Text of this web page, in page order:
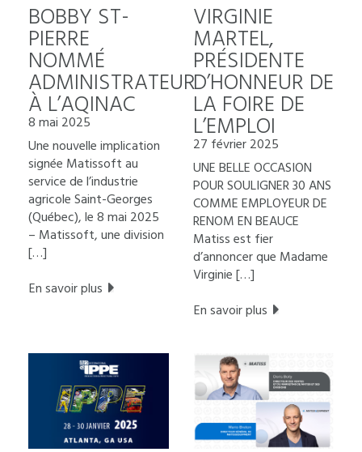
BOBBY ST-
PIERRE
NOMMÉ
ADMINISTRATEUR
À L’AQINAC
8 mai 2025
Une nouvelle implication
signée Matissoft au
service de l’industrie
agricole Saint-Georges
(Québec), le 8 mai 2025
– Matissoft, une division
[…]
En savoir plus
VIRGINIE
MARTEL,
PRÉSIDENTE
D’HONNEUR DE
LA FOIRE DE
L’EMPLOI
27 février 2025
UNE BELLE OCCASION
POUR SOULIGNER 30 ANS
COMME EMPLOYEUR DE
RENOM EN BEAUCE
Matiss est fier
d’annoncer que Madame
Virginie […]
En savoir plus